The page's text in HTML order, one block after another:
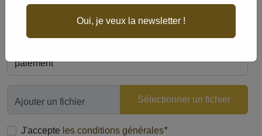
Oui, je veux la newsletter !
Numéro de commande
Sélectionner un fichier
Ajouter un fichier
J'accepte les conditions générales*obligatoire